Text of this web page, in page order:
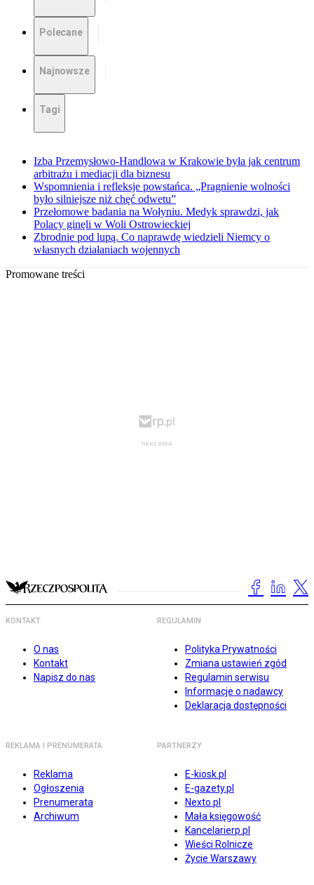
Polecane
Najnowsze
Tagi
Izba Przemysłowo-Handlowa w Krakowie była jak centrum
arbitrażu i mediacji dla biznesu
Wspomnienia i refleksje powstańca. „Pragnienie wolności
było silniejsze niż chęć odwetu”
Przełomowe badania na Wołyniu. Medyk sprawdzi, jak
Polacy ginęli w Woli Ostrowieckiej
Zbrodnie pod lupą. Co naprawdę wiedzieli Niemcy o
własnych działaniach wojennych
Promowane treści
KONTAKT
O nas
Kontakt
Napisz do nas
REGULAMIN
Polityka Prywatności
Zmiana ustawień zgód
Regulamin serwisu
Informacje o nadawcy
Deklaracja dostępności
REKLAMA I PRENUMERATA
Reklama
Ogłoszenia
Prenumerata
Archiwum
PARTNERZY
E-kiosk.pl
E-gazety.pl
Nexto.pl
Mała księgowość
Kancelarierp.pl
Wieści Rolnicze
Życie Warszawy